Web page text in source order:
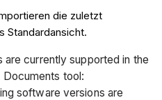
die zuletzt
Standardansicht.
currently supported in the
tool:
software versions are